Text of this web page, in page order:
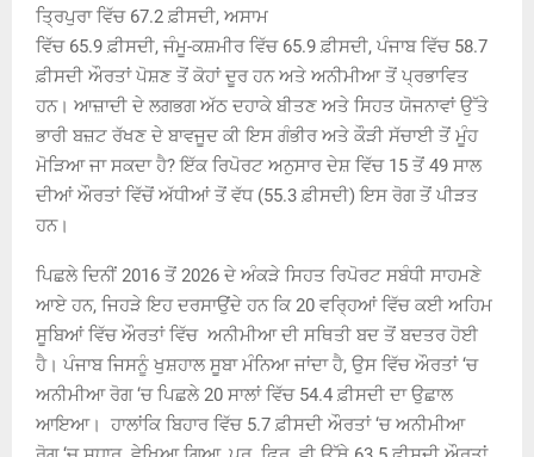
ਤ੍ਰਿਪੁਰਾ ਵਿੱਚ 67.2 ਫ਼ੀਸਦੀ, ਅਸਾਮ
ਵਿੱਚ 65.9 ਫ਼ੀਸਦੀ, ਜੰਮੂ-ਕਸ਼ਮੀਰ ਵਿੱਚ 65.9 ਫ਼ੀਸਦੀ, ਪੰਜਾਬ ਵਿੱਚ 58.7
ਫ਼ੀਸਦੀ ਔਰਤਾਂ ਪੋਸ਼ਣ ਤੋਂ ਕੋਹਾਂ ਦੂਰ ਹਨ ਅਤੇ ਅਨੀਮੀਆ ਤੋਂ ਪ੍ਰਭਾਵਿਤ
ਹਨ। ਆਜ਼ਾਦੀ ਦੇ ਲਗਭਗ ਅੱਠ ਦਹਾਕੇ ਬੀਤਣ ਅਤੇ ਸਿਹਤ ਯੋਜਨਾਵਾਂ ਉੱਤੇ
ਭਾਰੀ ਬਜ਼ਟ ਰੱਖਣ ਦੇ ਬਾਵਜੂਦ ਕੀ ਇਸ ਗੰਭੀਰ ਅਤੇ ਕੌੜੀ ਸੱਚਾਈ ਤੋਂ ਮੂੰਹ
ਮੋੜਿਆ ਜਾ ਸਕਦਾ ਹੈ? ਇੱਕ ਰਿਪੋਰਟ ਅਨੁਸਾਰ ਦੇਸ਼ ਵਿੱਚ 15 ਤੋਂ 49 ਸਾਲ
ਦੀਆਂ ਔਰਤਾਂ ਵਿੱਚੋਂ ਅੱਧੀਆਂ ਤੋਂ ਵੱਧ (55.3 ਫ਼ੀਸਦੀ) ਇਸ ਰੋਗ ਤੋਂ ਪੀੜਤ
ਹਨ।
ਪਿਛਲੇ ਦਿਨੀਂ 2016 ਤੋਂ 2026 ਦੇ ਅੰਕੜੇ ਸਿਹਤ ਰਿਪੋਰਟ ਸਬੰਧੀ ਸਾਹਮਣੇ
ਆਏ ਹਨ, ਜਿਹੜੇ ਇਹ ਦਰਸਾਉਂਦੇ ਹਨ ਕਿ 20 ਵਰ੍ਹਿਆਂ ਵਿੱਚ ਕਈ ਅਹਿਮ
ਸੂਬਿਆਂ ਵਿੱਚ ਔਰਤਾਂ ਵਿੱਚ ਅਨੀਮੀਆ ਦੀ ਸਥਿਤੀ ਬਦ ਤੋਂ ਬਦਤਰ ਹੋਈ
ਹੈ। ਪੰਜਾਬ ਜਿਸਨੂੰ ਖੁਸ਼ਹਾਲ ਸੂਬਾ ਮੰਨਿਆ ਜਾਂਦਾ ਹੈ, ਉਸ ਵਿੱਚ ਔਰਤਾਂ‘ਚ
ਅਨੀਮੀਆ ਰੋਗ‘ਚ ਪਿਛਲੇ 20 ਸਾਲਾਂ ਵਿੱਚ 54.4 ਫ਼ੀਸਦੀ ਦਾ ਉਛਾਲ
ਆਇਆ। ਹਾਲਾਂਕਿ ਬਿਹਾਰ ਵਿੱਚ 5.7 ਫ਼ੀਸਦੀ ਔਰਤਾਂ‘ਚ ਅਨੀਮੀਆ